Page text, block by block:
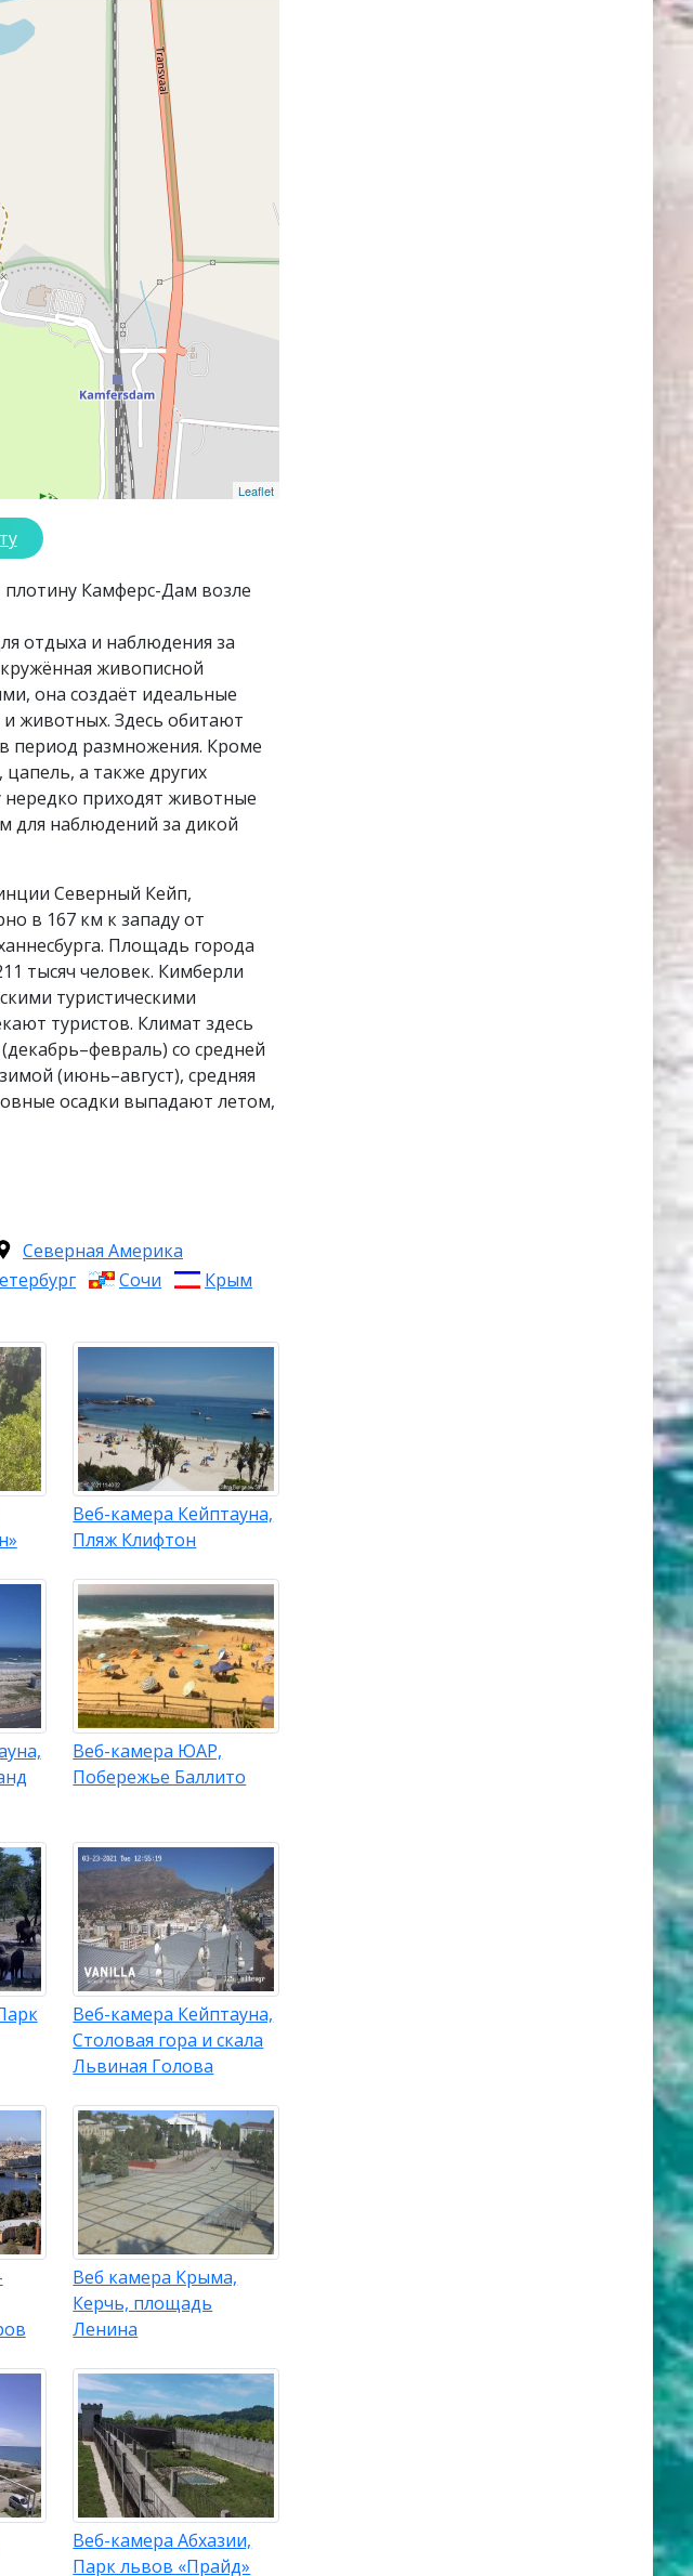
Leaflet
Камферс-Дам возле
отдыха и наблюдения за
живописной
она создаёт идеальные
животных. Здесь обитают
период размножения. Кроме
а также других
приходят животные
для наблюдений за дикой
Северный Кейп,
в 167 км к западу от
Площадь города
тысяч человек. Кимберли
туристическими
туристов. Климат здесь
со средней
(июнь–август), средняя
осадки выпадают летом,
Северная Америка
Сочи
Крым
Веб-камера Кейптауна,
Пляж Клифтон
Веб-камера ЮАР,
Побережье Баллито
Веб-камера Кейптауна,
Столовая гора и скала
Львиная Голова
Веб камера Крыма,
Керчь, площадь
Ленина
Веб-камера Абхазии,
Парк львов «Прайд»